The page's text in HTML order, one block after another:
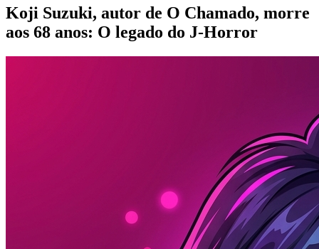
Koji Suzuki, autor de O Chamado, morre
aos 68 anos: O legado do J-Horror